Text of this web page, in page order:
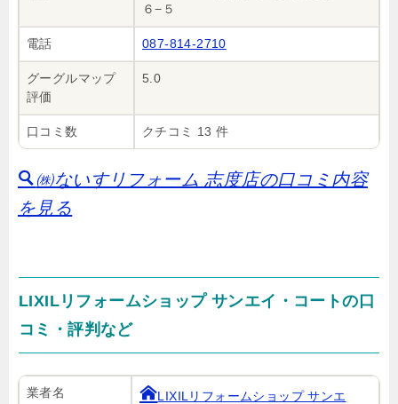
６−５
電話 087-814-2710
グーグルマップ
評価
5.0
口コミ数 クチコミ 13 件
㈱ないすリフォーム 志度店の口コミ内容
を見る
LIXILリフォームショップ サンエイ・コートの口
コミ・評判など
業者名
LIXILリフォームショップ サンエ